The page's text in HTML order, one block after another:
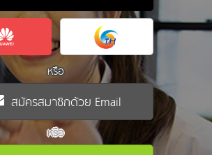
หรือ
สมัครสมาชิกด้วย Email
หรือ